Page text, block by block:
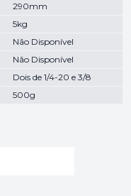
290mm
5kg
Não Disponível
Não Disponível
Dois de 1/4-20 e 3/8
500g